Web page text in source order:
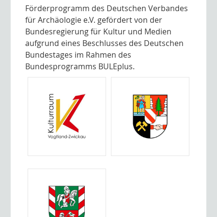
Förderprogramm des Deutschen Verbandes
für Archäologie e.V. gefördert von der
Bundesregierung für Kultur und Medien
aufgrund eines Beschlusses des Deutschen
Bundestages im Rahmen des
Bundesprogramms BULEplus.